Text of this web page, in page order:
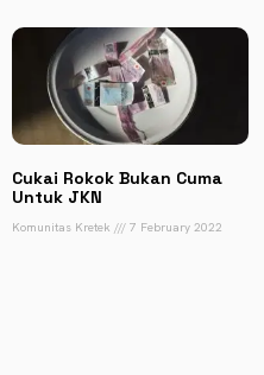
Cukai Rokok Bukan Cuma
Untuk JKN
Komunitas Kretek 7 February 2022